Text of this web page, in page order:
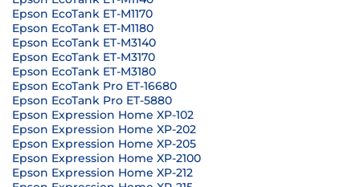
Epson EcoTank ET-M1170
Epson EcoTank ET-M1180
Epson EcoTank ET-M3140
Epson EcoTank ET-M3170
Epson EcoTank ET-M3180
Epson EcoTank Pro ET-16680
Epson EcoTank Pro ET-5880
Epson Expression Home XP-102
Epson Expression Home XP-202
Epson Expression Home XP-205
Epson Expression Home XP-2100
Epson Expression Home XP-212